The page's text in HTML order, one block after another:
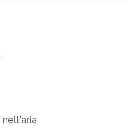
nell'aria